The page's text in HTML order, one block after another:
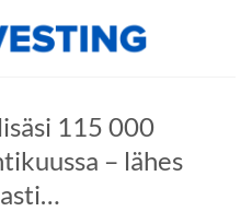
115 000
– lähes